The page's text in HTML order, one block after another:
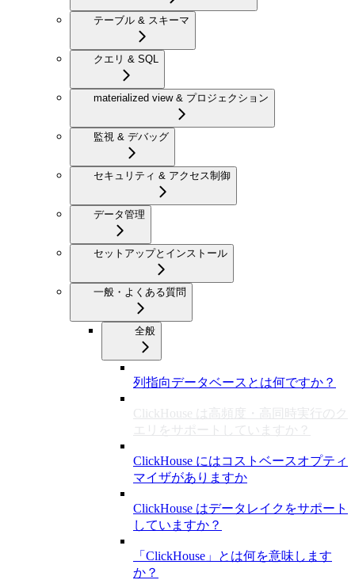
テーブル & スキーマ
クエリ & SQL
materialized view & プロジェクション
監視 & デバッグ
セキュリティ & アクセス制御
データ管理
セットアップとインストール
一般・よくある質問
全般
列指向データベースとは何ですか？
ClickHouse は高頻度・高同時実行のク
エリをサポートしていますか？
ClickHouse にはコストベースオプティ
マイザがありますか
ClickHouse はデータレイクをサポート
していますか？
「ClickHouse」とは何を意味します
か？